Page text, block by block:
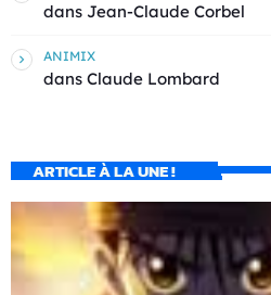
dans Jean-Claude Corbel
ANIMIX
dans Claude Lombard
ARTICLE À LA UNE !